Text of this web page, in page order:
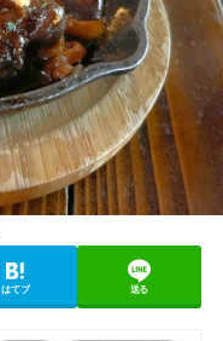
はてブ 送る